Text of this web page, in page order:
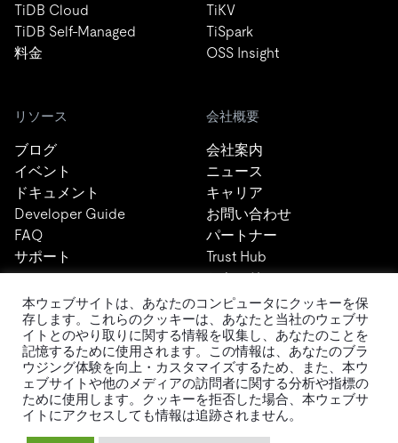
TiDB Cloud
TiDB Self-Managed
料金
TiKV
TiSpark
OSS Insight
リソース
ブログ
イベント
ドキュメント
Developer Guide
FAQ
サポート
会社概要
会社案内
ニュース
キャリア
お問い合わせ
パートナー
Trust Hub
セキュリティ
メンテナンスポリシー
ブランドガイドライン
TiDBの最新情報
本ウェブサイトは、あなたのコンピュータにクッキーを保
存します。これらのクッキーは、あなたと当社のウェブサ
イトとのやり取りに関する情報を収集し、あなたのことを
記憶するために使用されます。この情報は、あなたのブラ
ウジング体験を向上・カスタマイズするため、また、本ウ
ェブサイトや他のメディアの訪問者に関する分析や指標の
ために使用します。クッキーを拒否した場合、本ウェブサ
イトにアクセスしても情報は追跡されません。